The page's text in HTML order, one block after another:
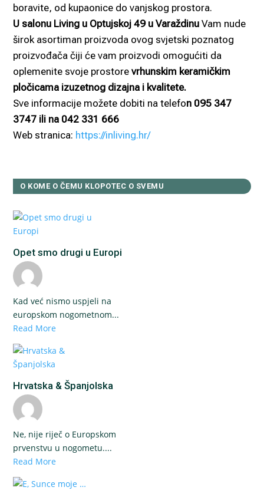
boravite, od kupaonice do vanjskog prostora.
U salonu Living u Optujskoj 49 u Varaždinu Vam nude
širok asortiman proizvoda ovog svjetski poznatog
proizvođača čiji će vam proizvodi omogućiti da
oplemenite svoje prostore vrhunskim keramičkim
pločicama izuzetnog dizajna i kvalitete.
Sve informacije možete dobiti na telefon 095 347
3747 ili na 042 331 666
Web stranica: https://inliving.hr/
O KOME O ČEMU KLOPOTEC O SVEMU
Opet smo drugi u Europi
Kad već nismo uspjeli na
europskom nogometnom...
Read More
Hrvatska & Španjolska
Ne, nije riječ o Europskom
prvenstvu u nogometu....
Read More